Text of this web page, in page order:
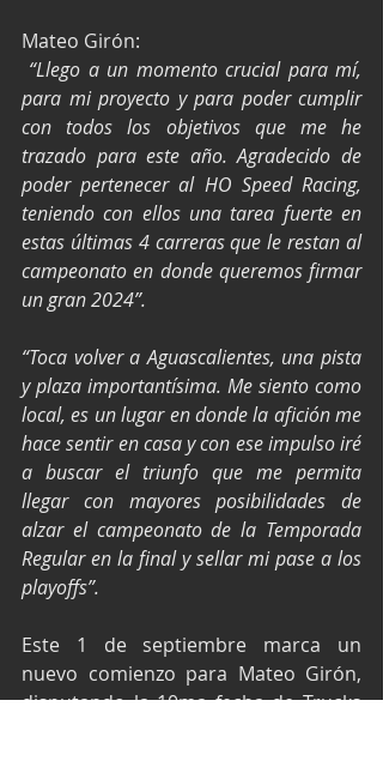
Mateo Girón:
“Llego a un momento crucial para mí,
para mi proyecto y para poder cumplir
con todos los objetivos que me he
trazado para este año. Agradecido de
poder pertenecer al HO Speed Racing,
teniendo con ellos una tarea fuerte en
estas últimas 4 carreras que le restan al
campeonato en donde queremos firmar
un gran 2024”.
“Toca volver a Aguascalientes, una pista
y plaza importantísima. Me siento como
local, es un lugar en donde la afición me
hace sentir en casa y con ese impulso iré
a buscar el triunfo que me permita
llegar con mayores posibilidades de
alzar el campeonato de la Temporada
Regular en la final y sellar mi pase a los
playoffs”.
Este 1 de septiembre marca un
nuevo comienzo para Mateo Girón,
disputando la 10ma fecha de Trucks